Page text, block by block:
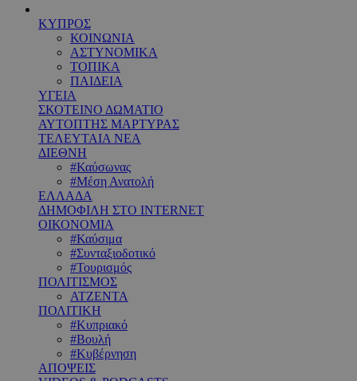
ΚΥΠΡΟΣ
ΚΟΙΝΩΝΙΑ
ΑΣΤΥΝΟΜΙΚΑ
ΤΟΠΙΚΑ
ΠΑΙΔΕΙΑ
ΥΓΕΙΑ
ΣΚΟΤΕΙΝΟ ΔΩΜΑΤΙΟ
ΑΥΤΟΠΤΗΣ ΜΑΡΤΥΡΑΣ
ΤΕΛΕΥΤΑΙΑ ΝΕΑ
ΔΙΕΘΝΗ
#Καύσωνας
#Μέση Ανατολή
ΕΛΛΑΔΑ
ΔΗΜΟΦΙΛΗ ΣΤΟ INTERNET
ΟΙΚΟΝΟΜΙΑ
#Καύσιμα
#Συνταξιοδοτικό
#Τουρισμός
ΠΟΛΙΤΙΣΜΟΣ
ΑΤΖΕΝΤΑ
ΠΟΛΙΤΙΚΗ
#Κυπριακό
#Βουλή
#Κυβέρνηση
ΑΠΟΨΕΙΣ